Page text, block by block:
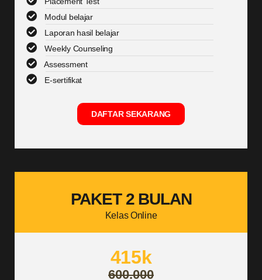
Modul belajar
Laporan hasil belajar
Weekly Counseling
Assessment
E-sertifikat
DAFTAR SEKARANG
PAKET 2 BULAN
Kelas Online
415k
600.000